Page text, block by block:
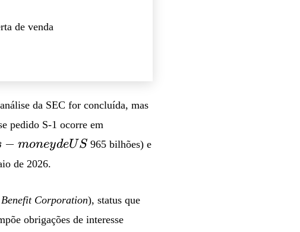
de venda
da SEC for concluída, mas
pedido S-1 ocorre em
− moneydeUS 965 bilhões) e
de 2026.
Corporation), status que
obrigações de interesse